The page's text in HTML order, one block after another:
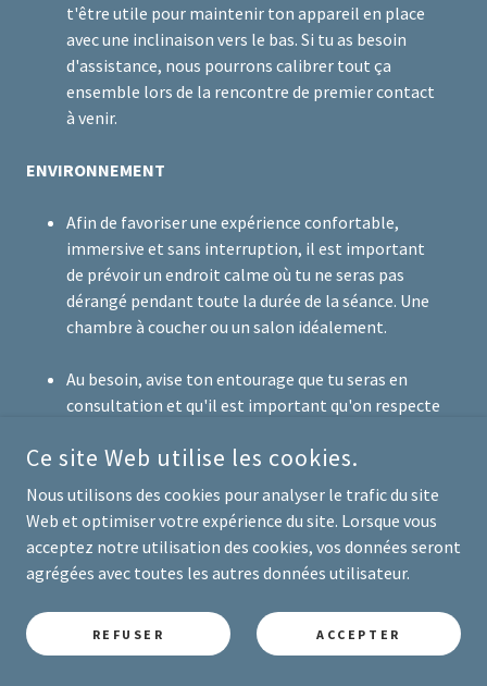
t'être utile pour maintenir ton appareil en place
avec une inclinaison vers le bas. Si tu as besoin
d'assistance, nous pourrons calibrer tout ça
ensemble lors de la rencontre de premier contact
à venir.
ENVIRONNEMENT
Afin de favoriser une expérience confortable,
immersive et sans interruption, il est important
de prévoir un endroit calme où tu ne seras pas
dérangé pendant toute la durée de la séance. Une
chambre à coucher ou un salon idéalement.
Au besoin, avise ton entourage que tu seras en
consultation et qu'il est important qu'on respecte
Si tu suspectes une potentielle visite, tu peux
simplement fixer une note bien visible à la porte,
du genre :
«Prière de ne pas frapper ou sonner, je suis
en consultation privée jusqu'à Xh00. Merci de
respecter le silence des lieux !»
Si des travaux bruyants sont prévus dans ton
Ce site Web utilise les cookies.
Nous utilisons des cookies pour analyser le trafic du site
Web et optimiser votre expérience du site. Lorsque vous
acceptez notre utilisation des cookies, vos données seront
agrégées avec toutes les autres données utilisateur.
REFUSER ACCEPTER